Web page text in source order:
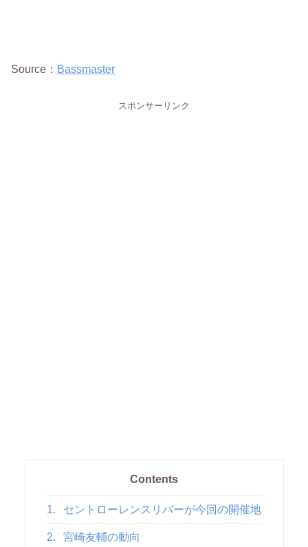
Source： Bassmaster
スポンサーリンク
Contents
1. セントローレンスリバーが今回の開催地
2. 宮崎友輔の動向